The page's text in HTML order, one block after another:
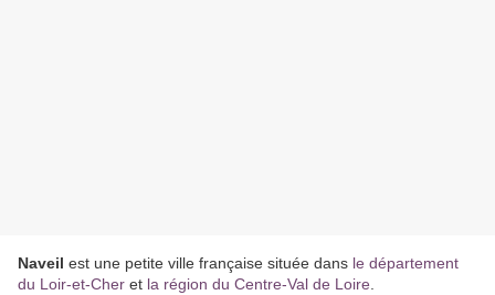
Naveil est une petite ville française située dans le département
du Loir-et-Cher et la région du Centre-Val de Loire